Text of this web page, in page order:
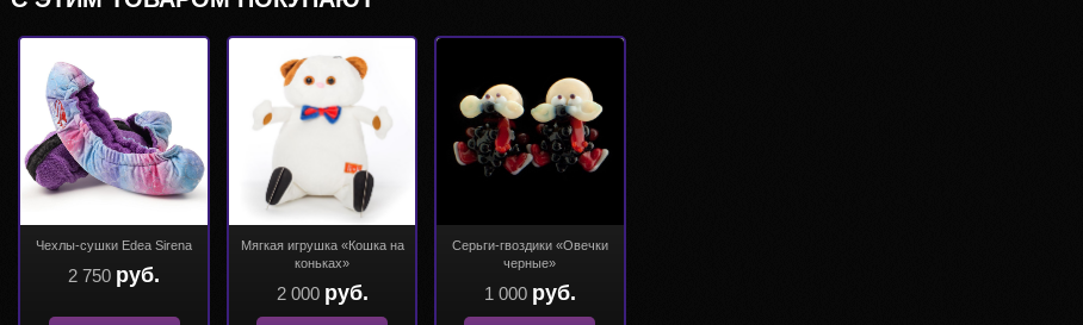
Чехлы-сушки Edea Sirena
2 750 руб.
Мягкая игрушка «Кошка на
коньках»
2 000 руб.
Серьги-гвоздики «Овечки
черные»
1 000 руб.